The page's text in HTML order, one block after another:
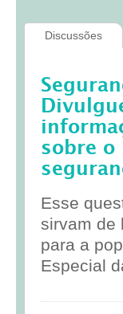
Discussões
sobre o
Esse
sirvam de
para a
Especial